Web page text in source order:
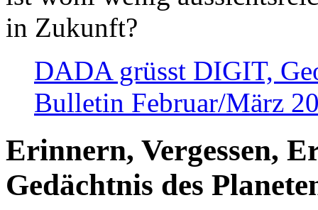
in Zukunft?
DADA grüsst DIGIT,
Bulletin Februar/März
Erinnern, Vergessen,
Gedächtnis des